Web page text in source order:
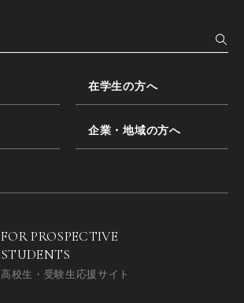
在学生の方へ
企業・地域の方へ
FOR PROSPECTIVE
STUDENTS
高校生・受験生応援サイト